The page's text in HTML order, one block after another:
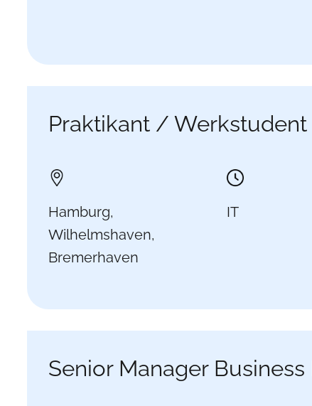
Praktikant /
Hamburg,
Wilhelmshaven,
Bremerhaven
IT
Senior Manager